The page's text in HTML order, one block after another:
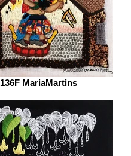
136F MariaMartins